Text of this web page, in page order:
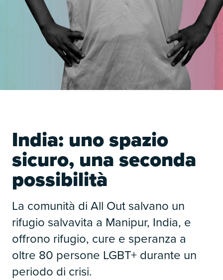
India: uno spazio
sicuro, una seconda
possibilità
La comunità di All Out salvano un
rifugio salvavita a Manipur, India, e
offrono rifugio, cure e speranza a
oltre 80 persone LGBT+ durante un
periodo di crisi.